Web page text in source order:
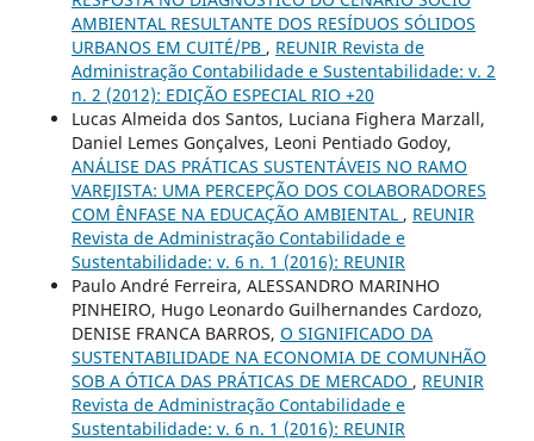
AMBIENTAL RESULTANTE DOS RESÍDUOS SÓLIDOS
URBANOS EM CUITÉ/PB , REUNIR Revista de
Administração Contabilidade e Sustentabilidade: v. 2
n. 2 (2012): EDIÇÃO ESPECIAL RIO +20
Lucas Almeida dos Santos, Luciana Fighera Marzall,
Daniel Lemes Gonçalves, Leoni Pentiado Godoy,
ANÁLISE DAS PRÁTICAS SUSTENTÁVEIS NO RAMO
VAREJISTA: UMA PERCEPÇÃO DOS COLABORADORES
COM ÊNFASE NA EDUCAÇÃO AMBIENTAL , REUNIR
Revista de Administração Contabilidade e
Sustentabilidade: v. 6 n. 1 (2016): REUNIR
Paulo André Ferreira, ALESSANDRO MARINHO
PINHEIRO, Hugo Leonardo Guilhernandes Cardozo,
DENISE FRANCA BARROS, O SIGNIFICADO DA
SUSTENTABILIDADE NA ECONOMIA DE COMUNHÃO
SOB A ÓTICA DAS PRÁTICAS DE MERCADO , REUNIR
Revista de Administração Contabilidade e
Sustentabilidade: v. 6 n. 1 (2016): REUNIR